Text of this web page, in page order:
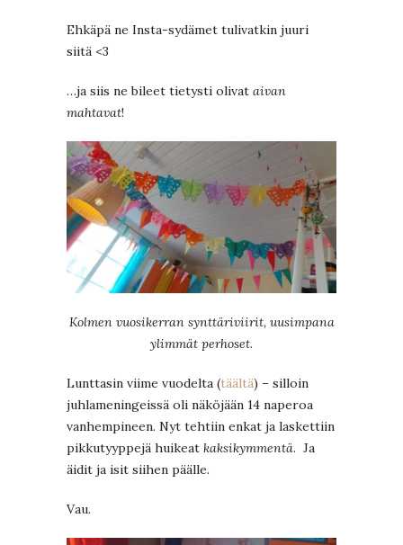
Ehkäpä ne Insta-sydämet tulivatkin juuri
siitä <3
…ja siis ne bileet tietysti olivat aivan
mahtavat!
Kolmen vuosikerran synttäriviirit, uusimpana
ylimmät perhoset.
Lunttasin viime vuodelta (täältä) – silloin
juhlameningeissä oli näköjään 14 naperoa
vanhempineen. Nyt tehtiin enkat ja laskettiin
pikkutyyppejä huikeat kaksikymmentä. Ja
äidit ja isit siihen päälle.
Vau.